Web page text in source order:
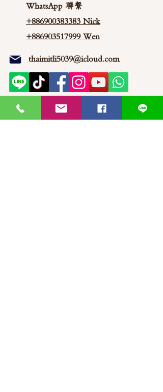
WhatsApp 聯繫
+886900383383 Nick
+886903517999 Wen
thaimitli5039@icloud.com